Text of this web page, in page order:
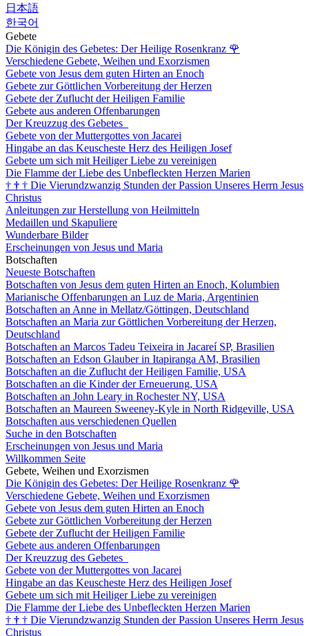
日本語
한국어
Gebete
Die Königin des Gebetes: Der Heilige Rosenkranz 🌹
Verschiedene Gebete, Weihen und Exorzismen
Gebete von Jesus dem guten Hirten an Enoch
Gebete zur Göttlichen Vorbereitung der Herzen
Gebete der Zuflucht der Heiligen Familie
Gebete aus anderen Offenbarungen
Der Kreuzzug des Gebetes
Gebete von der Muttergottes von Jacarei
Hingabe an das Keuscheste Herz des Heiligen Josef
Gebete um sich mit Heiliger Liebe zu vereinigen
Die Flamme der Liebe des Unbefleckten Herzen Marien
† † † Die Vierundzwanzig Stunden der Passion Unseres Herrn Jesus
Christus
Anleitungen zur Herstellung von Heilmitteln
Medaillen und Skapuliere
Wunderbare Bilder
Erscheinungen von Jesus und Maria
Botschaften
Neueste Botschaften
Botschaften von Jesus dem guten Hirten an Enoch, Kolumbien
Marianische Offenbarungen an Luz de Maria, Argentinien
Botschaften an Anne in Mellatz/Göttingen, Deutschland
Botschaften an Maria zur Göttlichen Vorbereitung der Herzen,
Deutschland
Botschaften an Marcos Tadeu Teixeira in Jacareí SP, Brasilien
Botschaften an Edson Glauber in Itapiranga AM, Brasilien
Botschaften an die Zuflucht der Heiligen Familie, USA
Botschaften an die Kinder der Erneuerung, USA
Botschaften an John Leary in Rochester NY, USA
Botschaften an Maureen Sweeney-Kyle in North Ridgeville, USA
Botschaften aus verschiedenen Quellen
Suche in den Botschaften
Erscheinungen von Jesus und Maria
Willkommen Seite
Gebete, Weihen und Exorzismen
Die Königin des Gebetes: Der Heilige Rosenkranz 🌹
Verschiedene Gebete, Weihen und Exorzismen
Gebete von Jesus dem guten Hirten an Enoch
Gebete zur Göttlichen Vorbereitung der Herzen
Gebete der Zuflucht der Heiligen Familie
Gebete aus anderen Offenbarungen
Der Kreuzzug des Gebetes
Gebete von der Muttergottes von Jacarei
Hingabe an das Keuscheste Herz des Heiligen Josef
Gebete um sich mit Heiliger Liebe zu vereinigen
Die Flamme der Liebe des Unbefleckten Herzen Marien
† † † Die Vierundzwanzig Stunden der Passion Unseres Herrn Jesus
Christus